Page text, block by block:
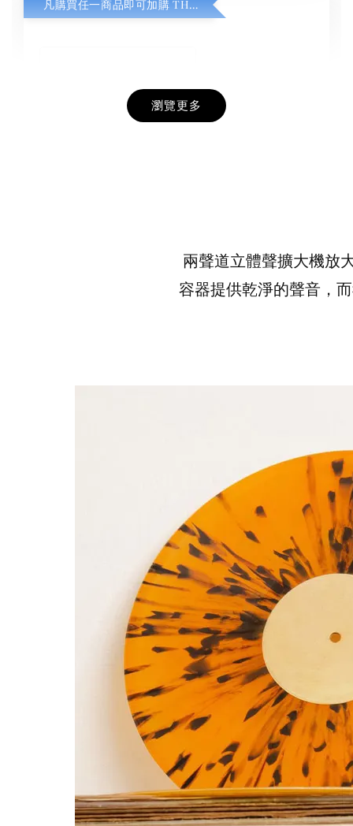
凡購買任一商品即可加購 THT 九週年紀念 T-shirt
+
THT 九週年 唱片墊 (2入一組)
- +
加入購物車
瀏覽更多
兩聲道立體聲擴大機放
容器提供乾淨的聲音，